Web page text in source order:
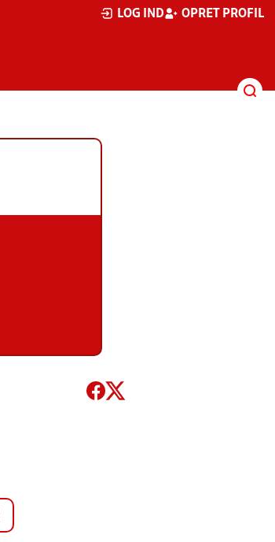
LOG IND OPRET PROFIL